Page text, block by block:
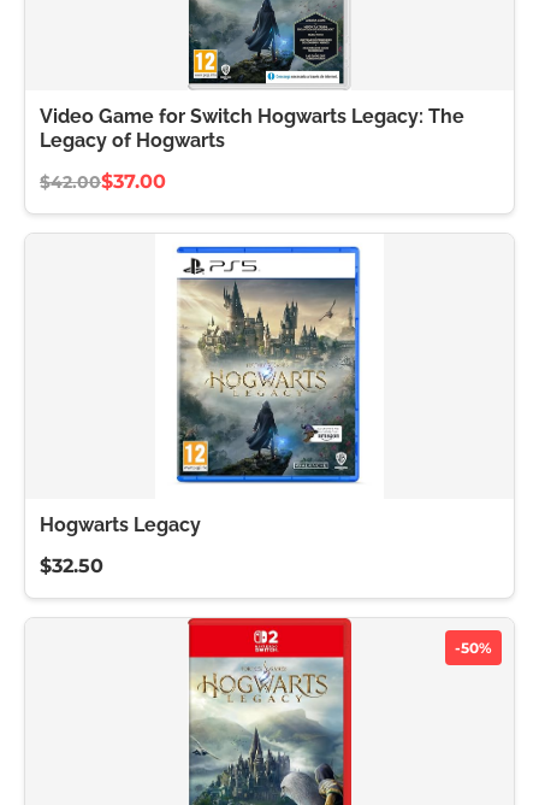
Video Game for Switch Hogwarts Legacy: The
Legacy of Hogwarts
$42.00$37.00
Hogwarts Legacy
$32.50
-50%